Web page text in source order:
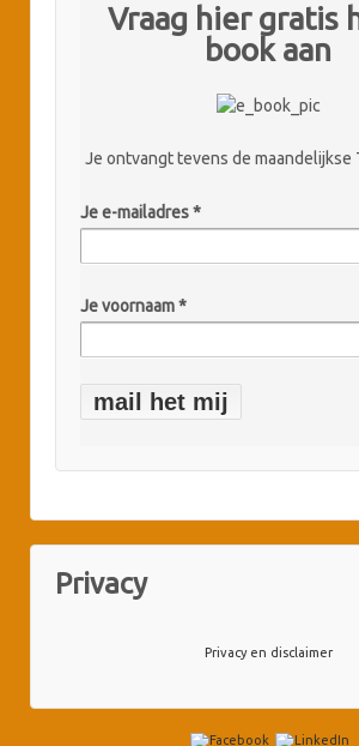
Vraag hier gratis
book aan
Je ontvangt tevens de maandelijkse
Je e-mailadres*
Je voornaam *
Privacy
Privacy en disclaimer